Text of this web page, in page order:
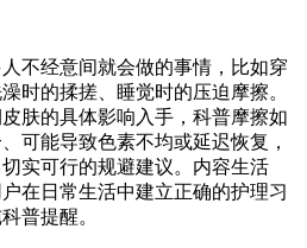
不经意间就会做的事情，比如穿
时的揉搓、睡觉时的压迫摩擦。
肤的具体影响入手，科普摩擦如
可能导致色素不均或延迟恢复，
实可行的规避建议。内容生活
在日常生活中建立正确的护理习
普提醒。